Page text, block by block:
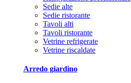
Sedie alte
Sedie ristorante
Tavoli alti
Tavoli ristorante
Vetrine refrigerate
Vetrine riscaldate
Arredo giardino